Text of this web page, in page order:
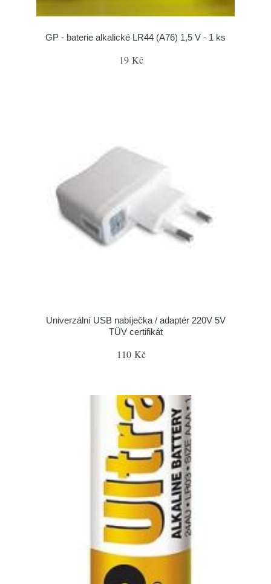
GP - baterie alkalické LR44 (A76) 1,5 V - 1 ks
19 Kč
Univerzální USB nabíječka / adaptér 220V 5V
TÜV certifikát
110 Kč